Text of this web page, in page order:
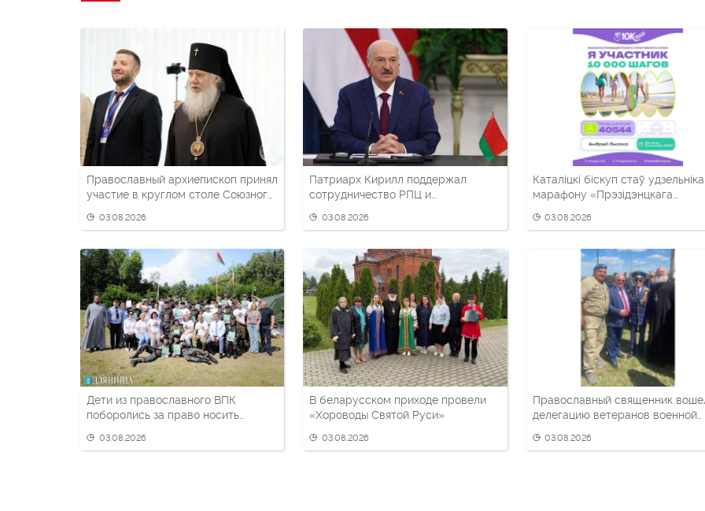
Православный архиепископ принял
участие в круглом столе Союзного
03.08.2026
Патриарх Кирилл поддержал
сотрудничество РПЦ и
патриотическом воспитании детей
03.08.2026
Каталіцкі біскуп стаў
марафону «Прэзідэнцкага
03.08.2026
Дети из православного ВПК
поборолись за право носить
03.08.2026
В беларусском приходе провели
«Хороводы Святой Руси»
03.08.2026
Православный священник
делегацию ветеранов военной
03.08.2026